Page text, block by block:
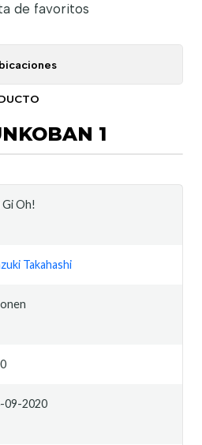
de favoritos
1
Gi Oh!
Takahashi
09-2020